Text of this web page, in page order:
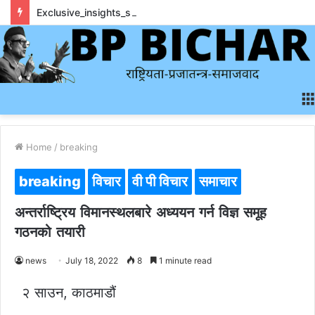
Home / breaking
breaking विचार वी पी विचार समाचार
अन्तर्राष्ट्रिय विमानस्थलबारे अध्ययन गर्न विज्ञ समूह
गठनको तयारी
news July 18, 2022 8 1 minute read
२ साउन, काठमाडौं